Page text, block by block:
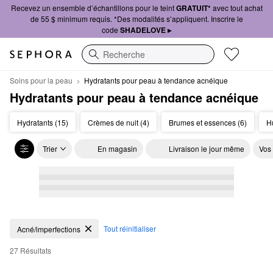
Recevez un ensemble d’échantillons pour le teintGRATUIT*avec tout achat
de 55 $ minimum requis. *Des modalités s’appliquent. Inscrire le
code SHADELOVE ▸
Recherche
Soins pour la peau Hydratants pour peau à tendance acnéique
Hydratants pour peau à tendance acnéique
Hydratants (15) Crèmes de nuit (4) Brumes et essences (6)
Trier En magasin Livraison le jour même
Hydratants pour peau à tendance acnéique
Acné/imperfections Tout réinitialiser
27 Résultats